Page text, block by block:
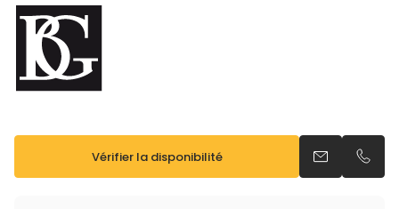
Vérifier la disponibilité Envoyer un